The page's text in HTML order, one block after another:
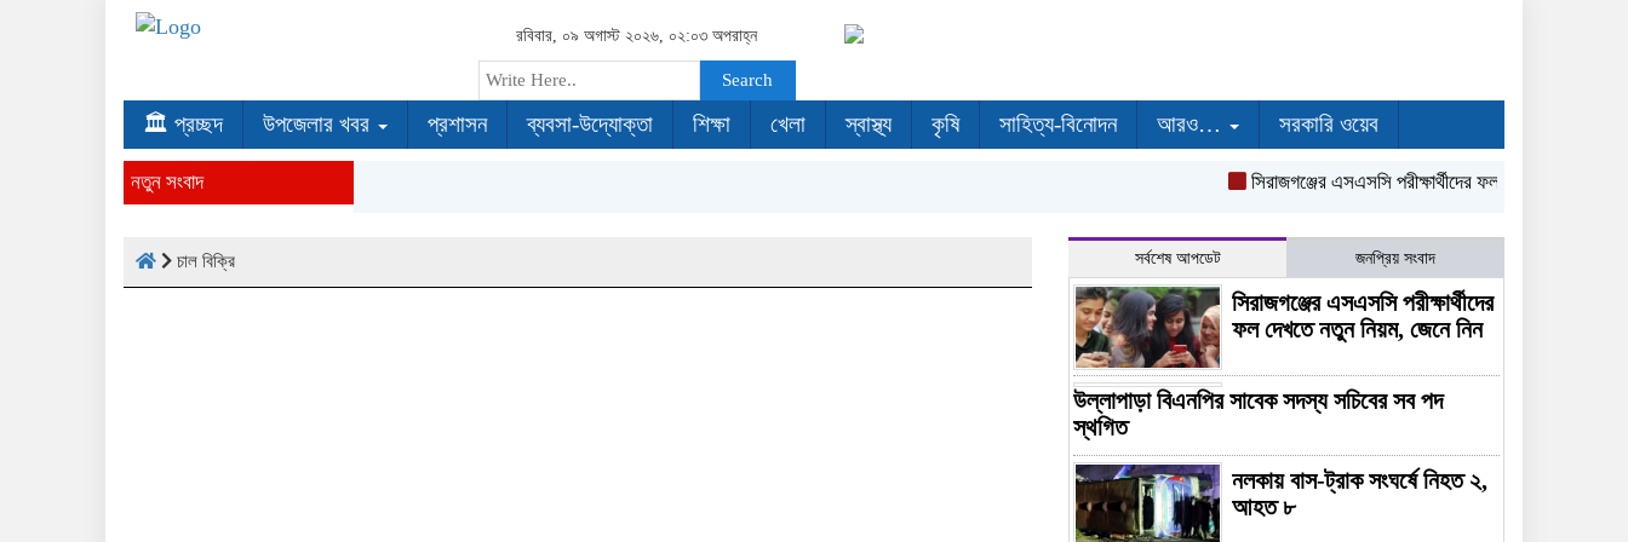
রবিবার, ০৯ অগাস্ট ২০২৬, ০২:০৩ অপরাহ্ন
Search
🏛 প্রচ্ছদ উপজেলার খবর প্রশাসন ব্যবসা-উদ্যোক্তা শিক্ষা খেলা স্বাস্থ্য কৃষি সাহিত্য-বিনোদন আরও… সরকারি ওয়েব
নতুন সংবাদ সিরাজগঞ্জের এসএসসি পরীক্ষার্থীদের ফল দেখতে নতুন নিয়ম,
চাল বিক্রি সর্বশেষ আপডেট জনপ্রিয় সংবাদ
সিরাজগঞ্জের এসএসসি পরীক্ষার্থীদের
ফল দেখতে নতুন নিয়ম, জেনে নিন
উল্লাপাড়া বিএনপির সাবেক সদস্য সচিবের সব পদ
স্থগিত
নলকায় বাস-ট্রাক সংঘর্ষে নিহত ২,
আহত ৮